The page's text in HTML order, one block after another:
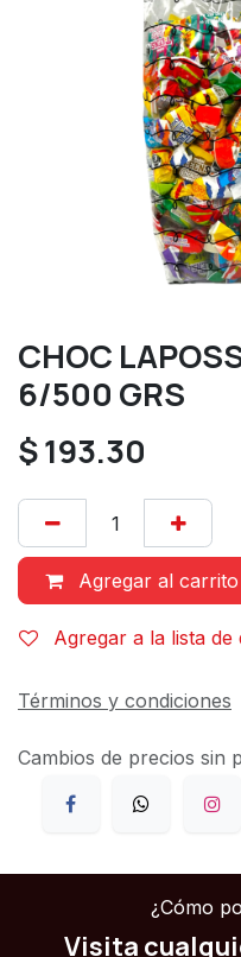
CHOC
6/500 GRS
$193.30
Agregar al carrito
Agregar a la lista de
Términos y condiciones
Cambios de precios sin
¿Cómo
Visita